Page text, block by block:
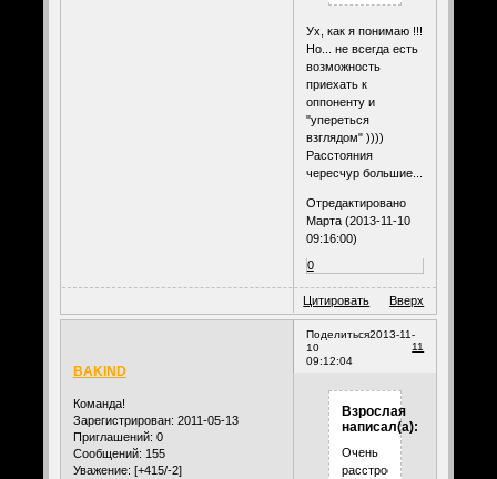
Ух, как я понимаю !!!
Но... не всегда есть
возможность
приехать к
оппоненту и
"упереться
взглядом" ))))
Расстояния
чересчур большие...
Отредактировано
Марта (2013-11-10
09:16:00)
0
Цитировать Вверх
Поделиться
11
2013-11-
10
09:12:04
BAKIND
Команда!
Зарегистрирован: 2011-05-13
Приглашений: 0
Сообщений: 155
Уважение: [+415/-2]
Взрослая
написал(а):
Очень
расстроена